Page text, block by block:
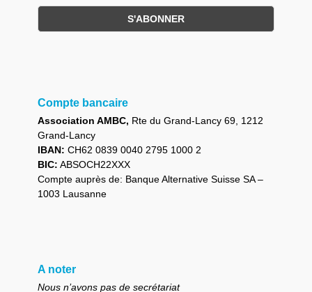
Compte bancaire
Association AMBC, Rte du Grand-Lancy 69, 1212
Grand-Lancy
IBAN: CH62 0839 0040 2795 1000 2
BIC: ABSOCH22XXX
Compte auprès de: Banque Alternative Suisse SA –
1003 Lausanne
A noter
Nous n’avons pas de secrétariat